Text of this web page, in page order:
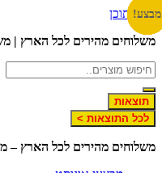
לתוכן
מהירים לכל הארץ |
תוצאות
לכל התוצאות >
מהירים לכל הארץ –